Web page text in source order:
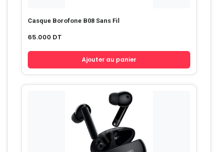
Casque Borofone B08 Sans Fil
65.000 DT
Ajouter au panier